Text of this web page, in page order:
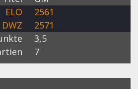
ELO
2561
DWZ
2571
3,5
7